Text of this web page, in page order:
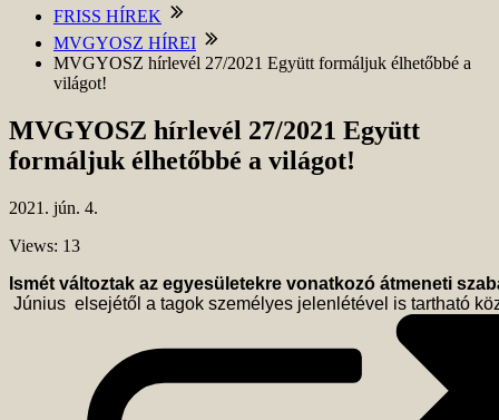
FRISS HÍREK
MVGYOSZ HÍREI
MVGYOSZ hírlevél 27/2021 Együtt formáljuk élhetőbbé a
világot!
MVGYOSZ hírlevél 27/2021 Együtt
formáljuk élhetőbbé a világot!
2021. jún. 4.
Views: 13
Ismét változtak az egyesületekre vonatkozó átmeneti
Június  elsejétől a tagok személyes jelenlétével is tartható